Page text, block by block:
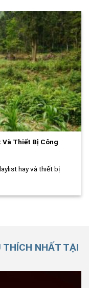
Và Thiết Bị Công
hay và thiết bị
THÍCH NHẤT TẠI